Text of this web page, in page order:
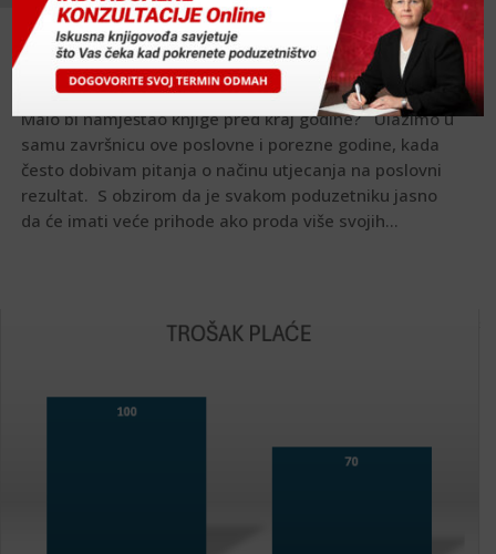
Namještao bi knjige?
Zorana Mavricic-Korosec
Malo bi namještao knjige pred kraj godine? Ulazimo u
samu završnicu ove poslovne i porezne godine, kada
često dobivam pitanja o načinu utjecanja na poslovni
rezultat. S obzirom da je svakom poduzetniku jasno
da će imati veće prihode ako proda više svojih...